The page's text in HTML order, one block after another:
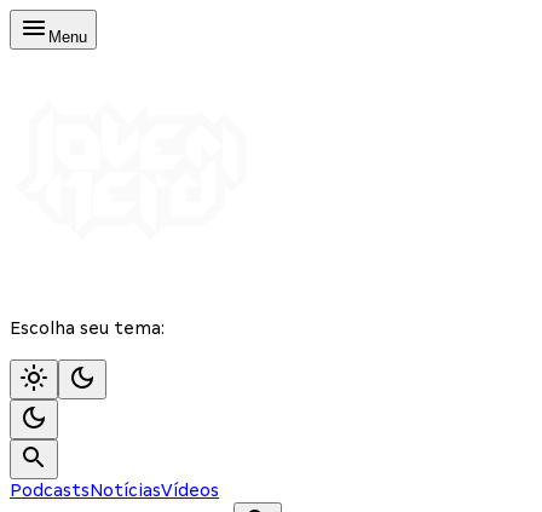
Menu
Escolha seu tema:
PodcastsNotíciasVídeos